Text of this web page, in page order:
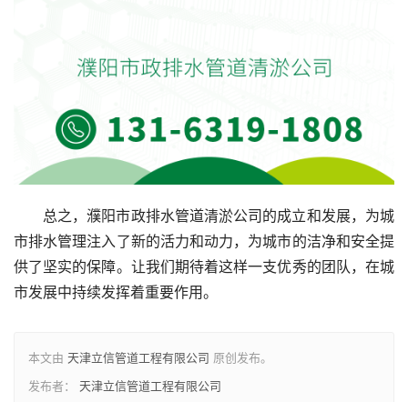
总之，濮阳市政排水管道清淤公司的成立和发展，为城
市排水管理注入了新的活力和动力，为城市的洁净和安全提
供了坚实的保障。让我们期待着这样一支优秀的团队，在城
市发展中持续发挥着重要作用。
本文由 天津立信管道工程有限公司 原创发布。
发布者： 天津立信管道工程有限公司